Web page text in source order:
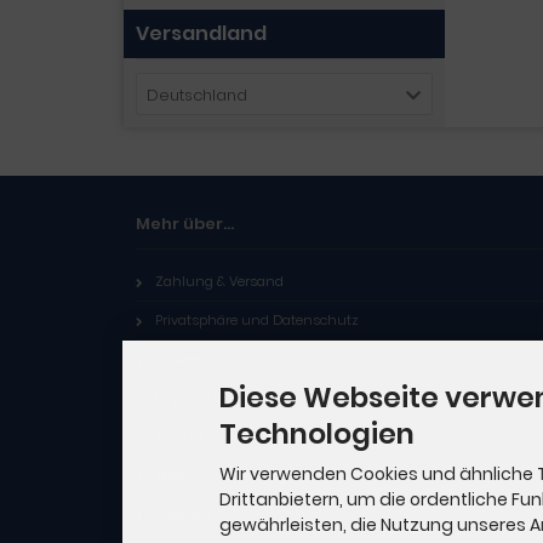
Versandland
Deutschland
Mehr über...
Zahlung & Versand
Privatsphäre und Datenschutz
Impressum
Widerrufsbelehrung
Diese Webseite
Technologien
Wir verwenden Cookies und ähnliche
Drittanbietern, um die ordentliche
gewährleisten, die Nutzung unseres